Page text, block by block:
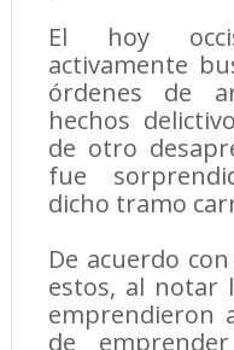
El hoy
activamente
órdenes de
hechos
de otro
fue
dicho tramo
De acuerdo
estos, al notar
emprendieron
de